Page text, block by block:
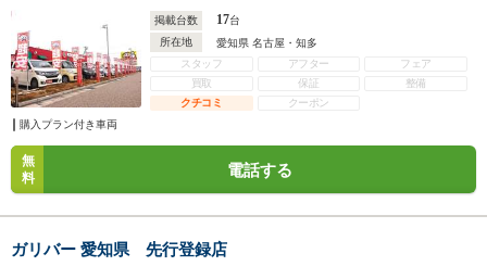
掲載台数 17台
所在地
愛知県 名古屋・知多
スタッフ
アフター
フェア
買取
保証
整備
クチコミ
クーポン
購入プラン付き車両
無
料
電話する
ガリバー 愛知県 先行登録店